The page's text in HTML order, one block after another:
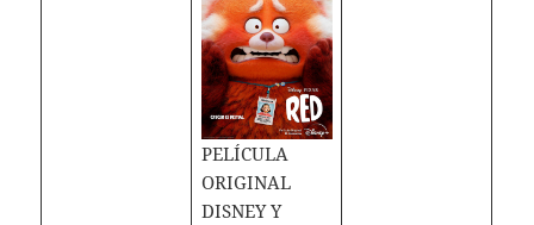
PELÍCULA
ORIGINAL
DISNEY Y